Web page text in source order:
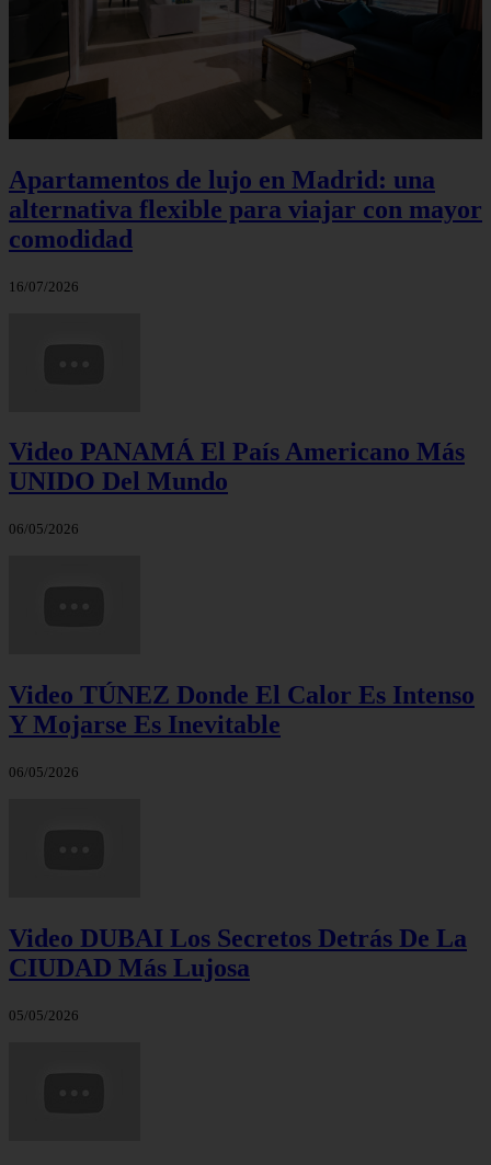
Apartamentos de lujo en Madrid: una
alternativa flexible para viajar con mayor
comodidad
16/07/2026
Video PANAMÁ El País Americano Más
UNIDO Del Mundo
06/05/2026
Video TÚNEZ Donde El Calor Es Intenso
Y Mojarse Es Inevitable
06/05/2026
Video DUBAI Los Secretos Detrás De La
CIUDAD Más Lujosa
05/05/2026